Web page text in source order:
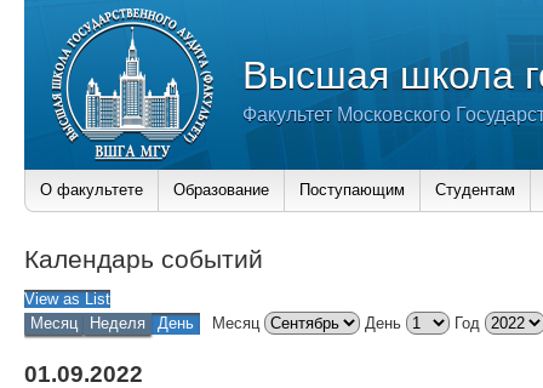
Высшая школа
Факультет Московского
О факультете Образование Поступающим Студентам
Календарь событий
View asList
Месяц
Неделя День Месяц День Год
01.09.2022